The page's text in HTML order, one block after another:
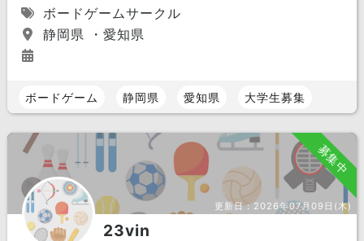
ボードゲームサークル
静岡県 ・愛知県
ボードゲーム 静岡県 愛知県 大学生募集
募集中
更新日：2026年07月09日(木)
23vin